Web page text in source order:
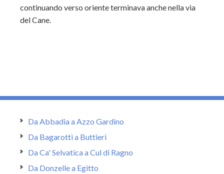
continuando verso oriente terminava anche nella via
del Cane.
Da Abbadia a Azzo Gardino
Da Bagarotti a Buttieri
Da Ca' Selvatica a Cul di Ragno
Da Donzelle a Egitto